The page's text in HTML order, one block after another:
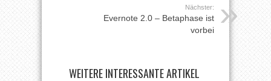
Nächster:
Evernote 2.0 – Betaphase ist
vorbei
WEITERE INTERESSANTE ARTIKEL